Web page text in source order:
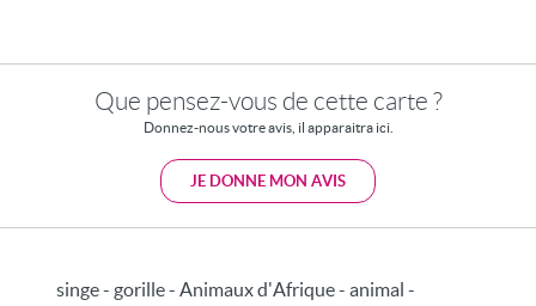
Que pensez-vous de cette carte ?
Donnez-nous votre avis, il apparaitra ici.
JE DONNE MON AVIS
singe - gorille - Animaux d'Afrique - animal -